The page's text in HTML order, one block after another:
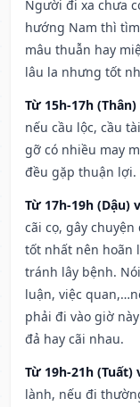
Người đi xa chưa
hướng Nam thì
mâu thuẫn hay
lâu la nhưng tốt
Từ 15h-17h
nếu cầu lộc, cầu
gỡ có nhiều may
đều gặp thuận lợi.
Từ 17h-19h (Dậu)
cãi cọ, gây
tốt nhất nên hoãn
tránh lây bệnh.
luận, việc
phải đi vào giờ
đả hay cãi nhau.
Từ 19h-21h
lành, nếu đi